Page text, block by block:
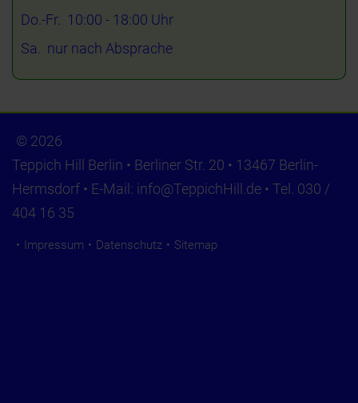
Do.-Fr. 10:00 - 18:00 Uhr
Sa. nur nach Absprache
© 2026
Teppich Hill Berlin • Berliner Str. 20 • 13467 Berlin-
Hermsdorf • E-Mail: info@TeppichHill.de • Tel. 030 /
404 16 35
Impressum Datenschutz Sitemap